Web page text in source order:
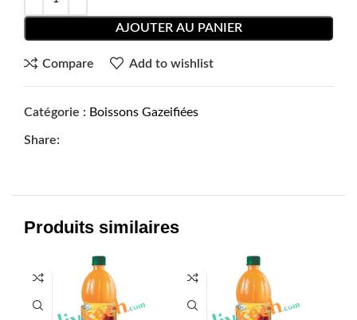
AJOUTER AU PANIER
Compare Add to wishlist
Catégorie : Boissons Gazeifiées
Share:
Produits similaires